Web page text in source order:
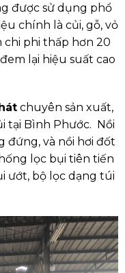
được sử dụng phổ
chính là củi, gỗ, vỏ
chi phi thấp hơn 20
lại hiệu suất cao
chuyên sản xuất,
tại Bình Phước. Nồi
đứng, và nồi hơi đốt
lọc bụi tiên tiến
ướt, bộ lọc dạng túi